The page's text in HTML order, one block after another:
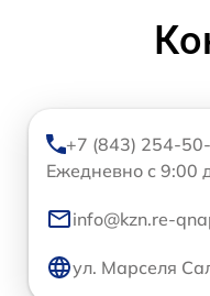
+7 (843) 254-
Ежедневно с 9:00
info@kzn.re-
ул. Марселя